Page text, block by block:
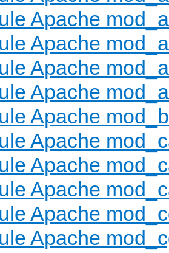
Apache
Apache
Apache
Apache
Apache
Apache
Apache
Apache
Apache
Apache